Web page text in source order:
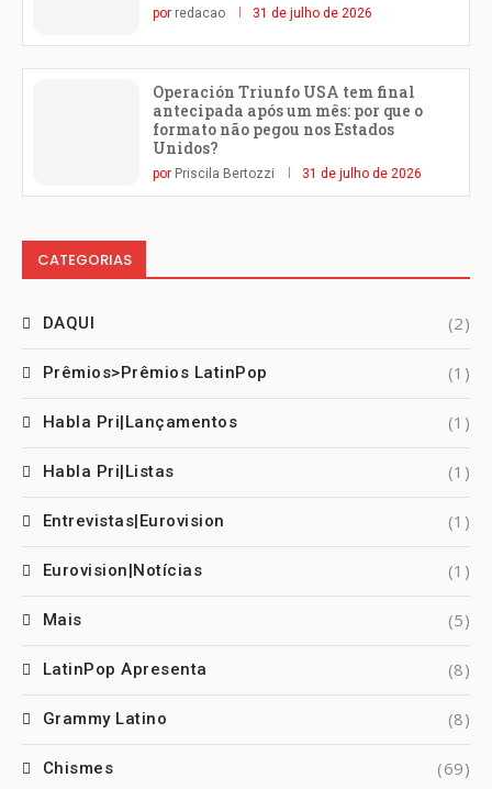
por redacao 31 de julho de 2026
Operación Triunfo USA tem final
antecipada após um mês: por que o
formato não pegou nos Estados
Unidos?
por Priscila Bertozzi 31 de julho de 2026
CATEGORIAS
DAQUI (2)
Prêmios>Prêmios LatinPop (1)
Habla Pri|Lançamentos (1)
Habla Pri|Listas (1)
Entrevistas|Eurovision (1)
Eurovision|Notícias (1)
Mais (5)
LatinPop Apresenta (8)
Grammy Latino (8)
Chismes (69)